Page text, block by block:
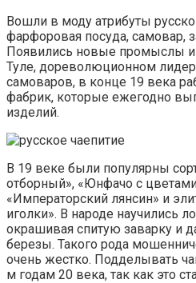
Вошли в моду атрибуты
фарфоровая посуда, самовар,
Появились новые промыслы
Туле, дореволюционном
самоваров, в конце 19 века
фабрик, которые ежегодно
изделий.
В 19 веке были популярны
отборный», «Юнфачо с
«Императорский лянсин» и
иголки». В народе научились
окрашивая спитую заварку и
березы. Такого рода
очень жестко. Подделывать
м годам 20 века, так как это